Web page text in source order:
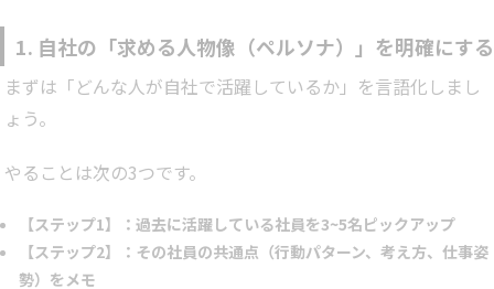
1. 自社の「求める人物像（ペルソナ）」を明確にする
まずは「どんな人が自社で活躍しているか」を言語化しまし
ょう。
やることは次の3つです。
【ステップ1】：過去に活躍している社員を3~5名ピックアップ
【ステップ2】：その社員の共通点（行動パターン、考え方、仕事姿
勢）をメモ